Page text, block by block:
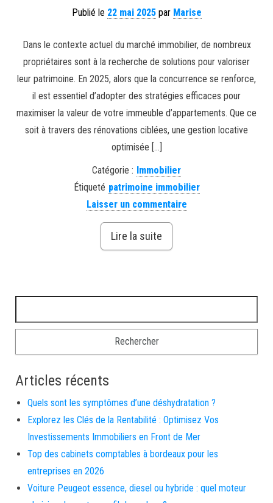
Publié le 22 mai 2025par Marise
Dans le contexte actuel du marché immobilier, de nombreux
propriétaires sont à la recherche de solutions pour valoriser
leur patrimoine. En 2025, alors que la concurrence se renforce,
il est essentiel d’adopter des stratégies efficaces pour
maximiser la valeur de votre immeuble d’appartements. Que ce
soit à travers des rénovations ciblées, une gestion locative
optimisée […]
Catégorie : Immobilier
Étiqueté patrimoine immobilier
Laisser un commentaire
Lire la suite
Articles récents
Quels sont les symptômes d’une déshydratation ?
Explorez les Clés de la Rentabilité : Optimisez Vos
Investissements Immobiliers en Front de Mer
Top des cabinets comptables à bordeaux pour les
entreprises en 2026
Voiture Peugeot essence, diesel ou hybride : quel moteur